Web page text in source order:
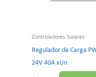
Controladores Solares
Regulador de Carga
24V 40A xUn